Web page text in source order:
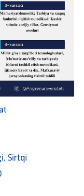
Sirtqi